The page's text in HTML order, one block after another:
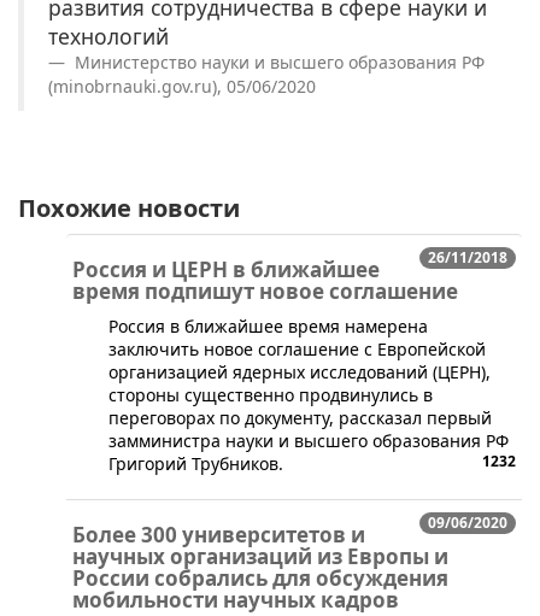
развития сотрудничества в сфере науки и
технологий
Министерство науки и высшего образования РФ
(minobrnauki.gov.ru), 05/06/2020
Похожие новости
26/11/2018
Россия и ЦЕРН в ближайшее
время подпишут новое соглашение
​Россия в ближайшее время намерена
заключить новое соглашение с Европейской
организацией ядерных исследований (ЦЕРН),
стороны существенно продвинулись в
переговорах по документу, рассказал первый
замминистра науки и высшего образования РФ
Григорий Трубников.
1232
09/06/2020
Более 300 университетов и
научных организаций из Европы и
России собрались для обсуждения
мобильности научных кадров